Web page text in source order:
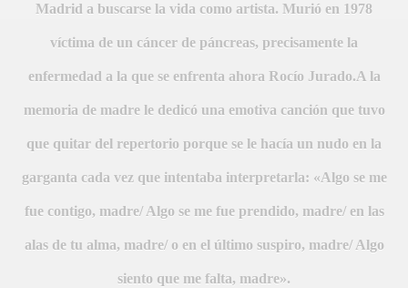
Madrid a buscarse la vida como artista. Murió en 1978
víctima de un cáncer de páncreas, precisamente la
enfermedad a la que se enfrenta ahora Rocío Jurado.A la
memoria de madre le dedicó una emotiva canción que tuvo
que quitar del repertorio porque se le hacía un nudo en la
garganta cada vez que intentaba interpretarla: «Algo se me
fue contigo, madre/ Algo se me fue prendido, madre/ en las
alas de tu alma, madre/ o en el último suspiro, madre/ Algo
siento que me falta, madre».